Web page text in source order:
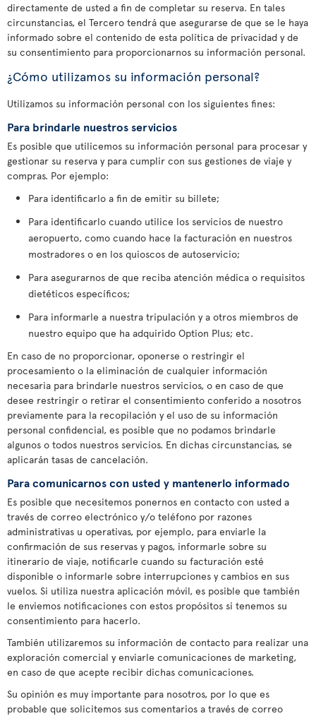
directamente de usted a fin de completar su reserva. En tales
circunstancias, el Tercero tendrá que asegurarse de que se le haya
informado sobre el contenido de esta política de privacidad y de
su consentimiento para proporcionarnos su información personal.
¿Cómo utilizamos su información personal?
Utilizamos su información personal con los siguientes fines:
Para brindarle nuestros servicios
Es posible que utilicemos su información personal para procesar y
gestionar su reserva y para cumplir con sus gestiones de viaje y
compras. Por ejemplo:
Para identificarlo a fin de emitir su billete;
Para identificarlo cuando utilice los servicios de nuestro
aeropuerto, como cuando hace la facturación en nuestros
mostradores o en los quioscos de autoservicio;
Para asegurarnos de que reciba atención médica o requisitos
dietéticos específicos;
Para informarle a nuestra tripulación y a otros miembros de
nuestro equipo que ha adquirido Option Plus; etc.
En caso de no proporcionar, oponerse o restringir el
procesamiento o la eliminación de cualquier información
necesaria para brindarle nuestros servicios, o en caso de que
desee restringir o retirar el consentimiento conferido a nosotros
previamente para la recopilación y el uso de su información
personal confidencial, es posible que no podamos brindarle
algunos o todos nuestros servicios. En dichas circunstancias, se
aplicarán tasas de cancelación.
Para comunicarnos con usted y mantenerlo informado
Es posible que necesitemos ponernos en contacto con usted a
través de correo electrónico y/o teléfono por razones
administrativas u operativas, por ejemplo, para enviarle la
confirmación de sus reservas y pagos, informarle sobre su
itinerario de viaje, notificarle cuando su facturación esté
disponible o informarle sobre interrupciones y cambios en sus
vuelos. Si utiliza nuestra aplicación móvil, es posible que también
le enviemos notificaciones con estos propósitos si tenemos su
consentimiento para hacerlo.
También utilizaremos su información de contacto para realizar una
exploración comercial y enviarle comunicaciones de marketing,
en caso de que acepte recibir dichas comunicaciones.
Su opinión es muy importante para nosotros, por lo que es
probable que solicitemos sus comentarios a través de correo